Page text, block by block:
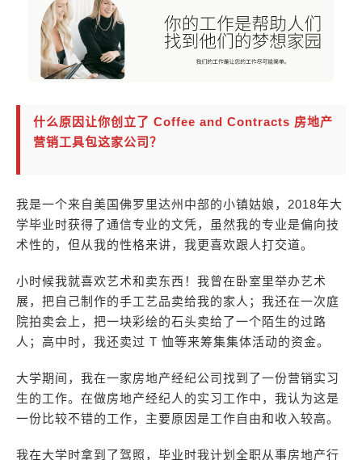
什么原因让你创立了 Coffee and Contracts 房地产
营销工具包这家公司？
我是一个来自美国佛罗里达州中部的小镇姑娘，2018年大
学毕业时获得了通信专业的文凭，虽然我的专业是偏向技
术性的，但从我的性格来讲，我更喜欢跟人打交道。
小时候我就喜欢艺术和卖东西！我曾在卧室里举办艺术
展，把自己制作的手工艺品卖给我的家人；我还在一次庭
院拍卖会上，把一块彩绘的石头卖给了一个陌生的过路
人；高中时，我还卖过 T 恤等来筹集集体活动的资金。
大学期间，我在一家房地产经纪公司找到了一份营销实习
生的工作。在做房地产经纪人的实习工作中，我认为这是
一份比较不错的工作，主要原因是工作自由和收入较高。
我在大学时拿到了驾照，毕业时我计划全职从事房地产行